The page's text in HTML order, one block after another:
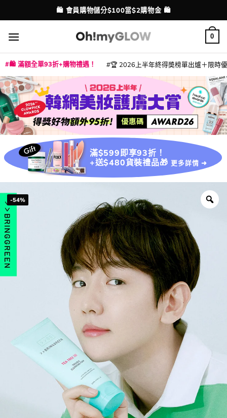
to
content
配送港澳
🛍️ 會員購物儲分$100當$2購物金 🛍️
💳 支援消費券、FPS、八達通、PAYME、信用卡付款
0
🛍️ 滿額全單93折+購物禮遇！ 🏆 2026上半年終得奬榜單出爐＋限時
滿$599即享93折！
+送$480貨裝禮品🎁 更多詳情 ➜
-54%